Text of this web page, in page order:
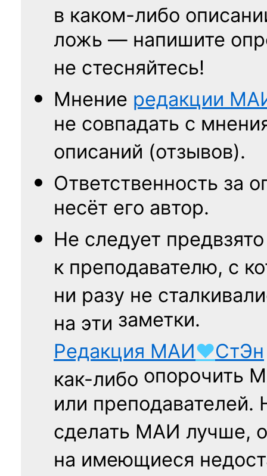
в каком-либо
ложь — напишите
не стесняйтесь!
Мнение редакции
не совпадать с
описаний (отзывов).
Ответственность за
несёт его автор.
Не следует
к преподавателю, с
ни разу не
на эти заметки.
Редакция МАИ♥СтЭн
как-либо опорочить
или
сделать МАИ лучше,
на имеющиеся